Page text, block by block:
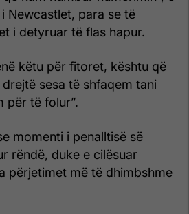
Newcastlet, para se të
i detyruar të flas hapur.
këtu për fitoret, kështu që
sesa të shfaqem tani
për të folur”.
momenti i penalltisë së
rëndë, duke e cilësuar
përjetimet më të dhimbshme